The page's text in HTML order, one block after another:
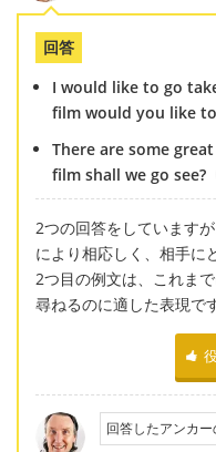
回答
I would like to go
film would you like to
There are some
film shall we go see?
2つの回答をしています
により相応しく、相手に
2つ目の例文は、これま
尋ねるのに適した表現です
回答したアンカー